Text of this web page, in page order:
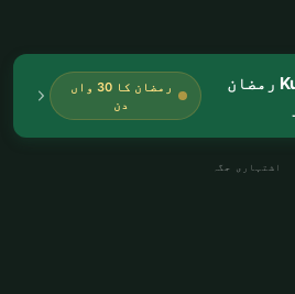
Kupferdreh 2026 رمضان
رمضان کا 30 واں
دن
اشتہاری جگہ